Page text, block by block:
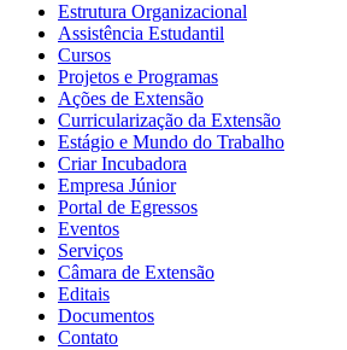
Estrutura Organizacional
Assistência Estudantil
Cursos
Projetos e Programas
Ações de Extensão
Curricularização da Extensão
Estágio e Mundo do Trabalho
Criar Incubadora
Empresa Júnior
Portal de Egressos
Eventos
Serviços
Câmara de Extensão
Editais
Documentos
Contato